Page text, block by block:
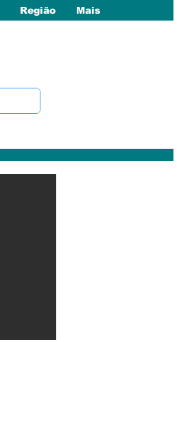
Região Mais